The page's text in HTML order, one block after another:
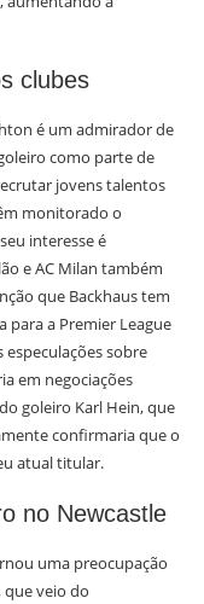
clubes
é um admirador de
como parte de
jovens talentos
monitorado o
interesse é
e AC Milan também
que Backhaus tem
para a Premier League
sobre
em negociações
goleiro Karl Hein, que
confirmaria que o
atual titular.
no Newcastle
uma preocupação
que veio do